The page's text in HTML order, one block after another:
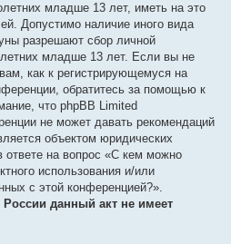
младше 13 лет, иметь на это
Допустимо наличие иного вида
разрешают сбор личной
младше 13 лет. Если вы не
как к регистрирующемуся на
обратитесь за помощью к
что phpBB Limited
не может давать рекомендаций
объектом юридических
ответе на вопрос «С кем можно
использования и/или
с этой конференцией?».
данный акт не имеет